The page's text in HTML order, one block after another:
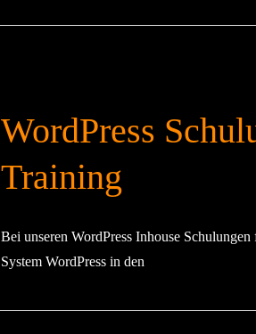
WordPress
Training
Bei unseren WordPress Inhouse
System WordPress in den